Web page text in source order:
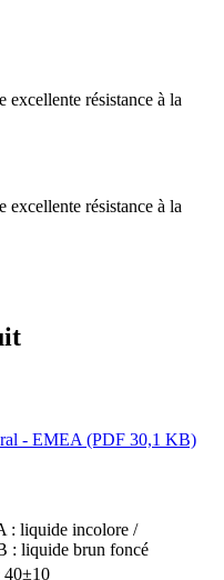
excellente résistance à la
excellente résistance à la
- EMEA (PDF 30,1 KB)
: liquide incolore /
: liquide brun foncé
40±10